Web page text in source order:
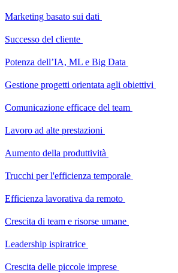
Marketing basato sui dati
Successo del cliente
Potenza dell’IA, ML e Big Data
Gestione progetti orientata agli obiettivi
Comunicazione efficace del team
Lavoro ad alte prestazioni
Aumento della produttività
Trucchi per l'efficienza temporale
Efficienza lavorativa da remoto
Crescita di team e risorse umane
Leadership ispiratrice
Crescita delle piccole imprese